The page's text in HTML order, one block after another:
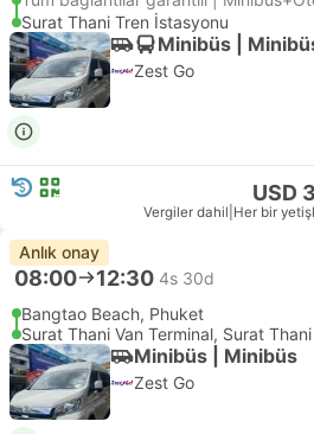
Surat Thani Tren İstasyonu
Minibüs |
Zest Go
USD
Vergiler dahil Her bir
Anlık onay
08:00 12:30 4s 30d
Bangtao Beach, Phuket
Surat Thani Van Terminal, Surat
Minibüs | Minibüs
Zest Go